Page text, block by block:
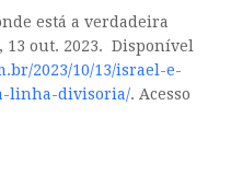
está a verdadeira
out. 2023. Disponível
2023/10/13/israel-e-
linha-divisoria/. Acesso